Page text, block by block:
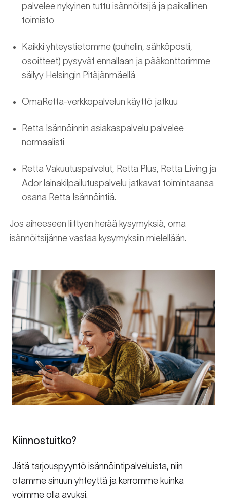
palvelee nykyinen tuttu isännöitsijä ja paikallinen
toimisto
Kaikki yhteystietomme (puhelin, sähköposti,
osoitteet) pysyvät ennallaan ja pääkonttorimme
säilyy Helsingin Pitäjänmäellä
OmaRetta-verkkopalvelun käyttö jatkuu
Retta Isännöinnin asiakaspalvelu palvelee
normaalisti
Retta Vakuutuspalvelut, Retta Plus, Retta Living ja
Ador lainakilpailutuspalvelu jatkavat toimintaansa
osana Retta Isännöintiä.
Jos aiheeseen liittyen herää kysymyksiä, oma
isännöitsijänne vastaa kysymyksiin mielellään.
Kiinnostuitko?
Jätä tarjouspyyntö isännöintipalveluista, niin
otamme sinuun yhteyttä ja kerromme kuinka
voimme olla avuksi.